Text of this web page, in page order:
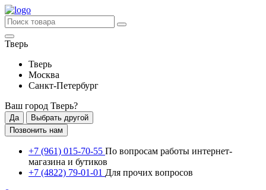
Тверь
Тверь
Москва
Санкт-Петербург
Ваш город Тверь?
Да
Выбрать другой
Позвонить нам
+7 (961) 015-70-55 По вопросам работы интернет-
магазина и бутиков
+7 (4822) 79-01-01 Для прочих вопросов